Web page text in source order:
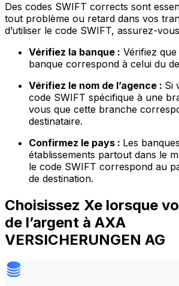
Des codes SWIFT corrects sont
tout problème ou retard dans vos
d’utiliser le code SWIFT, assurez-
Vérifiez la banque : Vérifiez
banque correspond à celui du
Vérifiez le nom de l’agence : Si
code SWIFT spécifique à une
vous que cette branche
destinataire.
Confirmez le pays : Les
établissements partout dans le
le code SWIFT correspond au
de destination.
Choisissez Xe lorsque
de l’argent à AXA
VERSICHERUNGEN AG